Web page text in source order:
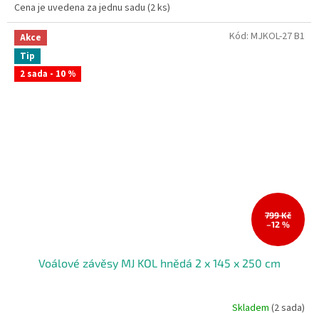
Cena je uvedena za jednu sadu (2 ks)
Akce
Tip
2 sada - 10 %
799 Kč
–12 %
Voálové závěsy MJ KOL hnědá 2 x 145 x 250 cm
Skladem (2 sada)
Kód: MJKOL-27 B1